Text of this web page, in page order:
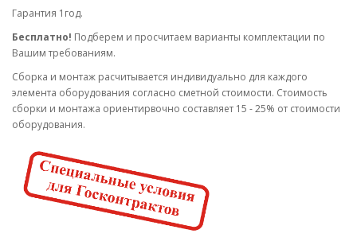
Гарантия 1год.
Бесплатно! Подберем и просчитаем варианты комплектации по
Вашим требованиям.
Cборка и монтаж расчитывается индивидуально для каждого
элемента оборудования согласно сметной стоимости. Стоимость
сборки и монтажа ориентирвочно составляет 15 - 25% от стоимости
оборудования.